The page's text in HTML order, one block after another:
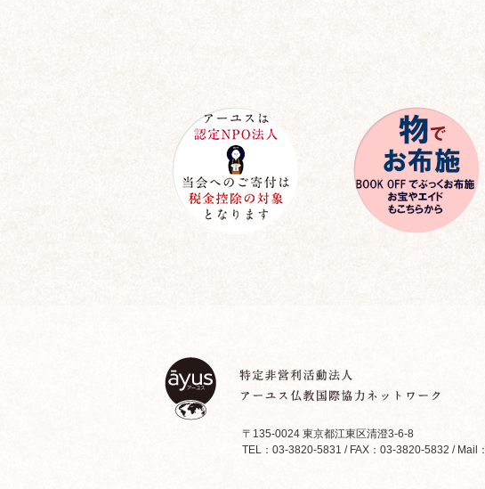
〒135-0024 東京都江東区清澄3-6-8
TEL：03-3820-5831 / FAX：03-3820-5832 / Mail：